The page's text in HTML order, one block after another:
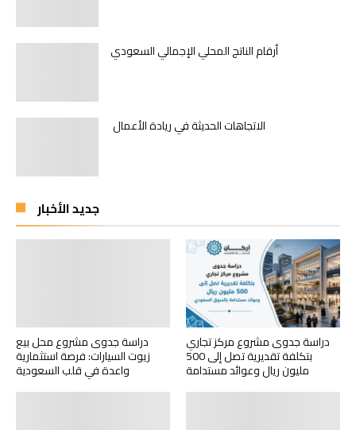
أرقام الناتج المحلي الإجمالي السعودي
الاتجاهات الحديثة في ريادة الأعمال
جديد الأخبار
دراسة جدوى مشروع محل بيع
زيوت السيارات: فرصة استثمارية
واعدة في قلب السعودية
دراسة جدوى مشروع مركز تجاري
بتكلفة تقديرية تصل إلى 500
مليون ريال وعوائد مستدامة